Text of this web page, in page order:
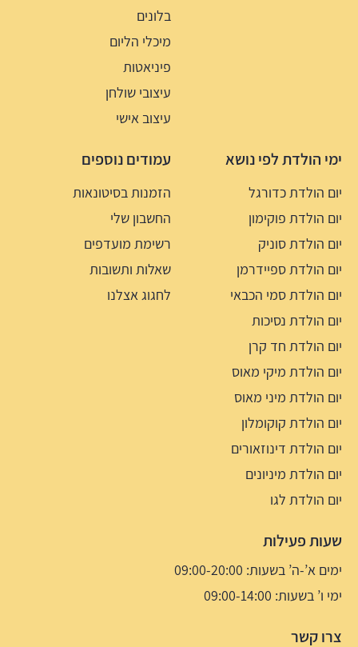
בלונים
מיכלי הליום
פיניאטות
עיצובי שולחן
עיצוב אישי
ימי הולדת לפי נושא
יום הולדת כדורגל
יום הולדת פוקימון
יום הולדת סוניק
יום הולדת ספיידרמן
יום הולדת סמי הכבאי
יום הולדת נסיכות
יום הולדת חד קרן
יום הולדת מיקי מאוס
יום הולדת מיני מאוס
יום הולדת קוקומלון
יום הולדת דינוזאורים
יום הולדת מיניונים
יום הולדת לגו
עמודים נוספים
הזמנות בסיטונאות
החשבון שלי
רשימת מועדפים
שאלות ותשובות
לחגוג אצלנו
שעות פעילות
ימים א’-ה’ בשעות: 09:00-20:00
ימי ו’ בשעות: 09:00-14:00
צרו קשר